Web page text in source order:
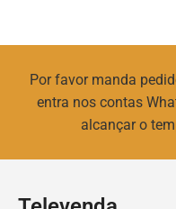
Por favor manda
entra nos contas
alcançar o